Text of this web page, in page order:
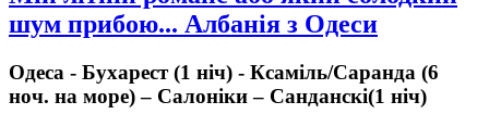
шум прибою... Албанія з Одеси
Одеса - Бухарест (1 ніч) - Ксаміль/Саранда (6
ноч. на море) – Салоніки – Санданскі(1 ніч)